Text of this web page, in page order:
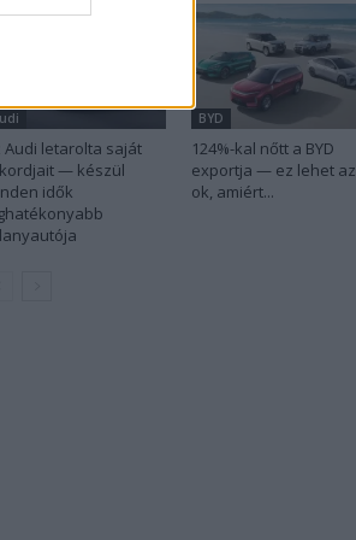
Audi letarolta saját
— készül
idők
BYD
124%-kal nőtt a BYD
exportja — ez lehet az
ok, amiért...